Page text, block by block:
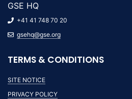
GSE HQ
+41 41 748 70 20
gsehq@gse.org
TERMS & CONDITIONS
SITE NOTICE
PRIVACY POLICY